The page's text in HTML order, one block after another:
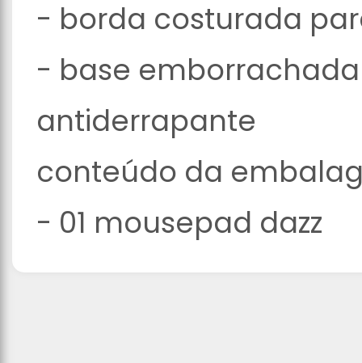
- borda costurada
- base
antiderrapante
conteúdo da
- 01 mousepad dazz